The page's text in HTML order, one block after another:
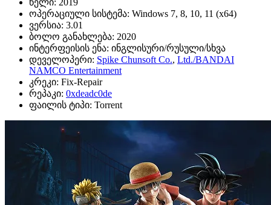
ოპერაციული სისტემა: Windows 7, 8, 10, 11 (х64)
ვერსია: 3.01
ბოლო განახლება: 2020
ინტერფეისის ენა: ინგლისური/რუსული/სხვა
დეველოპერი: Spike Chunsoft Co., Ltd./BANDAI
NAMCO Entertainment
კრეკი: Fix-Repair
რეპაკი: 0xdeadc0de
ფაილის ტიპი: Torrent